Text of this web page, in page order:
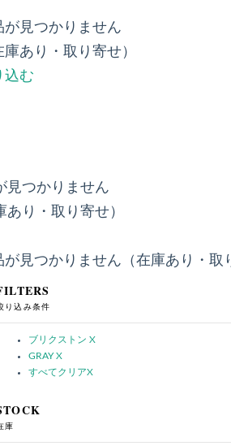
が見つかりません
庫あり・取り寄せ）
込む
見つかりません
あり・取り寄せ）
が見つかりません（在庫あり・取
り込み条件
ブリクストン X
GRAY X
すべてクリアX
庫